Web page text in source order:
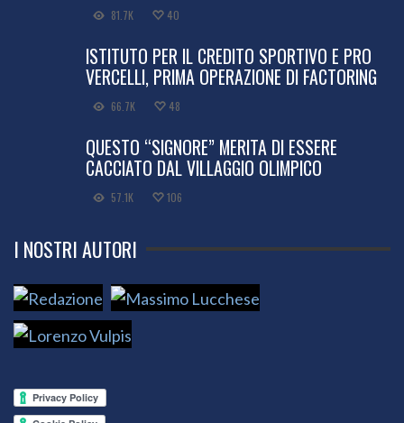
81.7K 40
ISTITUTO PER IL CREDITO SPORTIVO E PRO
VERCELLI, PRIMA OPERAZIONE DI FACTORING
66.7K 48
QUESTO “SIGNORE” MERITA DI ESSERE
CACCIATO DAL VILLAGGIO OLIMPICO
57.1K 106
I NOSTRI AUTORI